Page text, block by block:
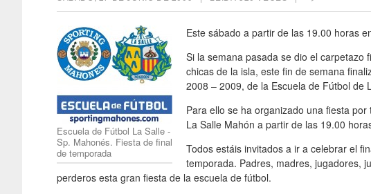
Escuela de Fútbol La Salle -
Sp. Mahonés. Fiesta de final
de temporada
Este sábado a partir de las 19.00 horas
Si la semana pasada se dio el carpetazo
chicas de la isla, este fin de semana
2008 – 2009, de la Escuela de Fútbol de
Para ello se ha organizado una fiesta
La Salle Mahón a partir de las 19.00
Todos estáis invitados a ir a celebrar el
temporada. Padres, madres, jugadores,
perderos esta gran fiesta de la escuela de fútbol.